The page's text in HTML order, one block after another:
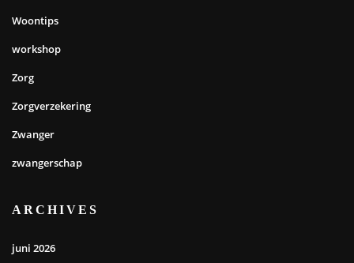
Woontips
workshop
Zorg
Zorgverzekering
Zwanger
zwangerschap
ARCHIVES
juni 2026